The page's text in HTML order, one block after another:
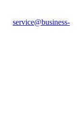
service@business-